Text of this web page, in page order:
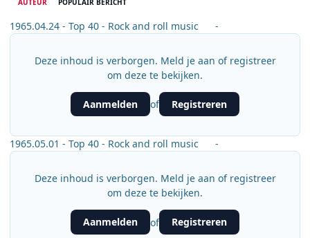
AUTEUR POPULAIR BERICHT
1965.04.24 - Top 40 - Rock and roll music -
Deze inhoud is verborgen. Meld je aan of registreer
om deze te bekijken.
Aanmelden of Registreren
1965.05.01 - Top 40 - Rock and roll music -
Deze inhoud is verborgen. Meld je aan of registreer
om deze te bekijken.
Aanmelden of Registreren